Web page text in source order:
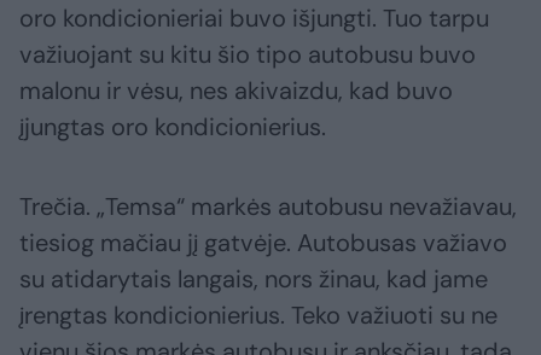
oro kondicionieriai buvo išjungti. Tuo tarpu
važiuojant su kitu šio tipo autobusu buvo
malonu ir vėsu, nes akivaizdu, kad buvo
įjungtas oro kondicionierius.
Trečia. „Temsa“ markės autobusu nevažiavau,
tiesiog mačiau jį gatvėje. Autobusas važiavo
su atidarytais langais, nors žinau, kad jame
įrengtas kondicionierius. Teko važiuoti su ne